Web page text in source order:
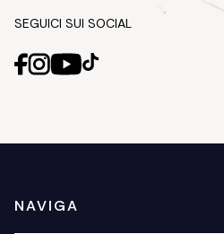
SEGUICI SUI SOCIAL
NAVIGA